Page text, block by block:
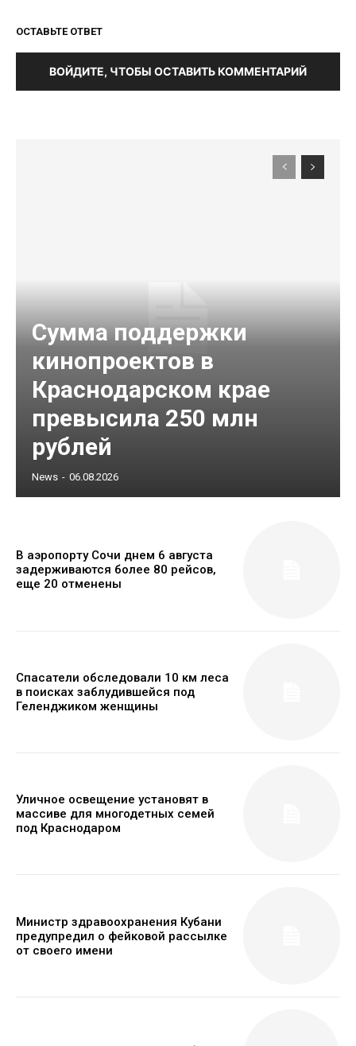
ОСТАВЬТЕ ОТВЕТ
ВОЙДИТЕ, ЧТОБЫ ОСТАВИТЬ КОММЕНТАРИЙ
Сумма поддержки
кинопроектов в
Краснодарском крае
превысила 250 млн
рублей
News - 06.08.2026
В аэропорту Сочи днем 6 августа
задерживаются более 80 рейсов,
еще 20 отменены
Спасатели обследовали 10 км леса
в поисках заблудившейся под
Геленджиком женщины
Уличное освещение установят в
массиве для многодетных семей
под Краснодаром
Министр здравоохранения Кубани
предупредил о фейковой рассылке
от своего имени